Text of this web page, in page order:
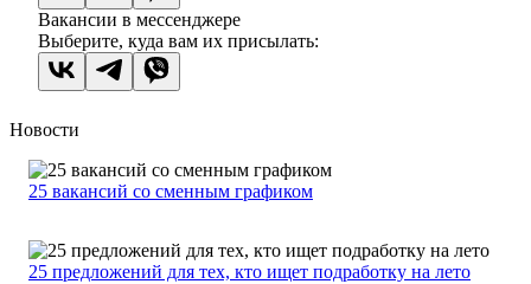
Вакансии в мессенджере
Выберите, куда вам их присылать:
Новости
25 вакансий со сменным графиком
25 предложений для тех, кто ищет подработку на лето